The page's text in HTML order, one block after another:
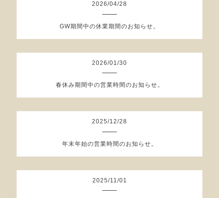
2026/04/28
GW期間中の休業期間のお知らせ。
2026/01 /30
春休み期間中の営業時間のお知らせ。
2025/12/28
年末年始の営業時間のお知らせ。
2025/11 /01